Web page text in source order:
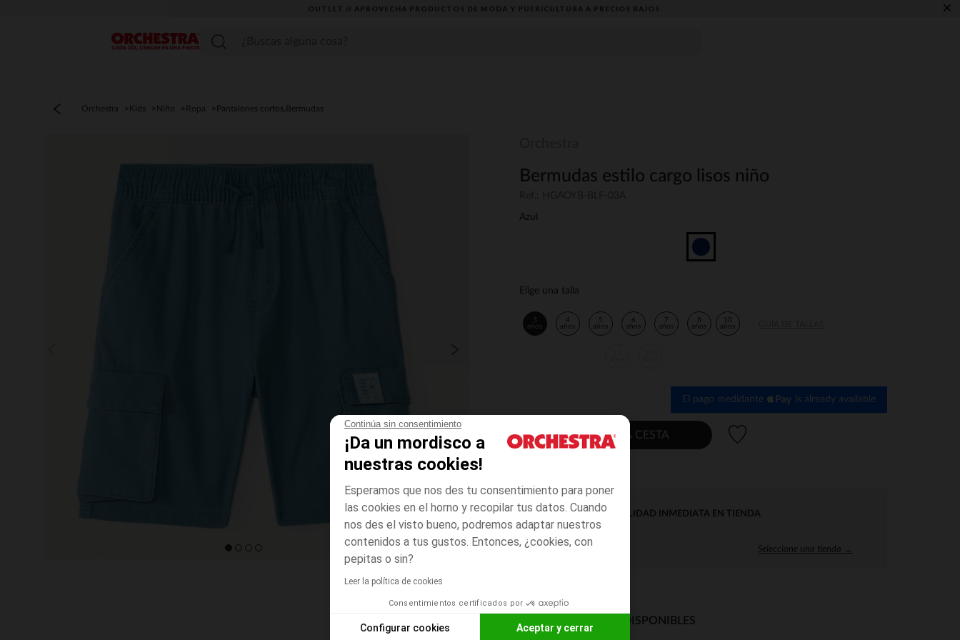
Continúa sin consentimiento
¡Da un mordisco a
nuestras cookies!
Esperamos que nos des tu consentimiento para poner
las cookies en el horno y recopilar tus datos. Cuando
nos des el visto bueno, podremos adaptar nuestros
contenidos a tus gustos. Entonces, ¿cookies, con
pepitas o sin?
Leer la política de cookies
Consentimientos certificados por
Configurar cookies Aceptar y cerrar
OUTLET // APROVECHA PRODUCTOS DE MODA Y PUERICULTURA A PRECIOS BAJOS ×
Menú
Orchestra Kids Niño Ropa Pantalones cortos,Bermudas
Bermudas estilo cargo lisos niño
Azul
Elige una talla
3
años
4
años
5
años
6
años
7
años
8
años
10
años
El pago medidante is already available
AÑADIR A LA CESTA
DISPONIBILIDAD INMEDIATA EN TIENDA
Seleccione una tienda →
MODOS DE ENVÍO DISPONIBLES